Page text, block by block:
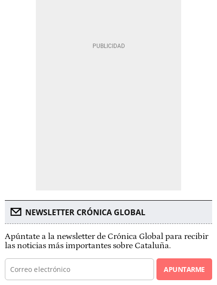
NEWSLETTER CRÓNICA GLOBAL
Apúntate a la newsletter de Crónica Global para recibir
las noticias más importantes sobre Cataluña.
APUNTARME